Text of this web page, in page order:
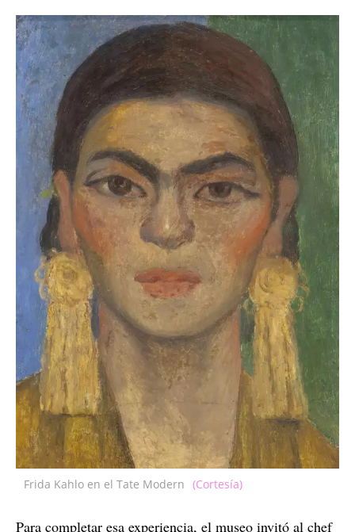
Frida Kahlo en el Tate Modern (Cortesía)
Para completar esa experiencia, el museo invitó al chef